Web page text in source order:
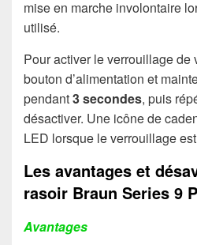
mise en marche involontaire
utilisé.
Pour activer le verrouillage de
bouton d’alimentation et
pendant3 secondes, puis
désactiver. Une icône de
LED lorsque le verrouillage
Les avantages et
rasoir Braun Series 9
Avantages